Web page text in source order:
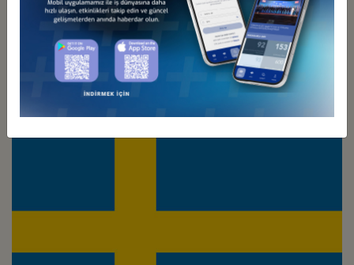
Türkiye - İsrail